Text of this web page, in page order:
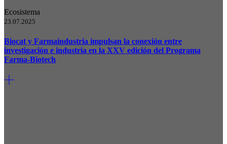
Ecosistema
23.07.2025
Biocat y Farmaindustria impulsan la conexión entre
investigación e industria en la XXV edición del Programa
Farma-Biotech